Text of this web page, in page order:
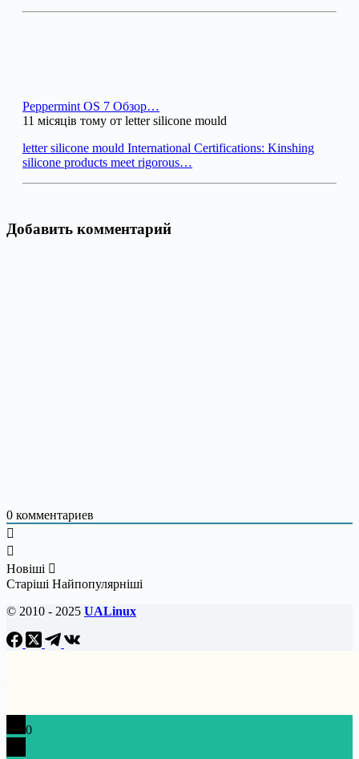
Peppermint OS 7 Обзор…
11 місяців тому от letter silicone mould
letter silicone mould International Certifications: Kinshing
silicone products meet rigorous…
Добавить комментарий
0 комментариев
Новіші
Старіші Найпопулярніші
© 2010 - 2025 UALinux
0